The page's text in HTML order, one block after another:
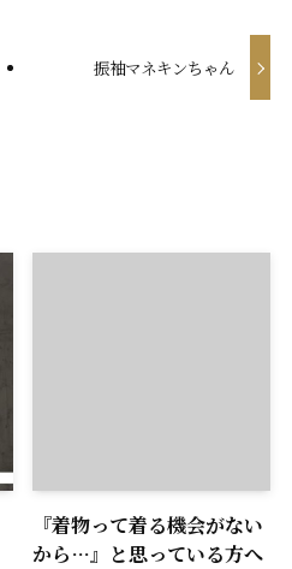
振袖マネキンちゃん
『着物って着る機会がない
から…』と思っている方へ